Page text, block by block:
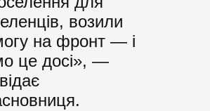
возили
на фронт — і
це досі», —